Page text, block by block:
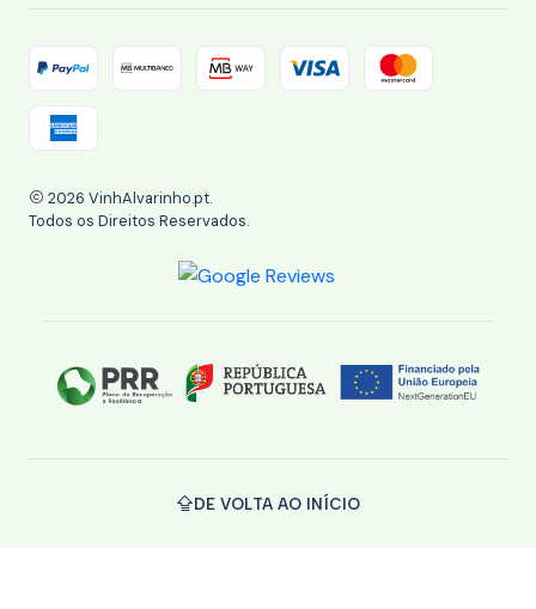
2026 VinhAlvarinho.pt.
Todos os Direitos Reservados.
DE VOLTA AO INÍCIO